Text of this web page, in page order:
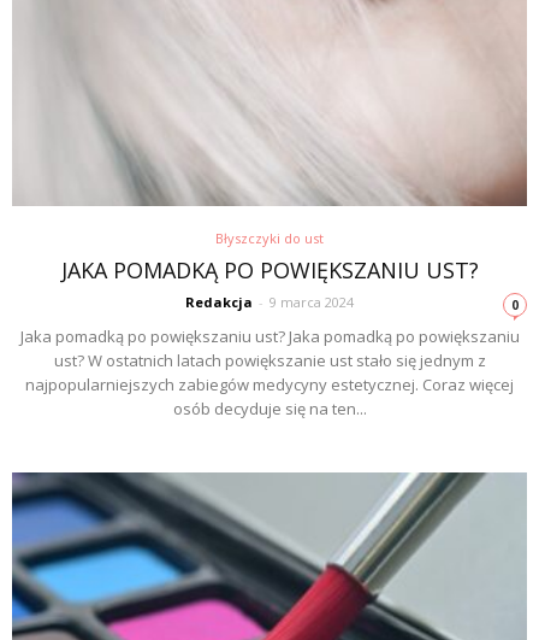
Błyszczyki do ust
JAKA POMADKĄ PO POWIĘKSZANIU UST?
Redakcja - 9 marca 2024 0
Jaka pomadką po powiększaniu ust? Jaka pomadką po powiększaniu
ust? W ostatnich latach powiększanie ust stało się jednym z
najpopularniejszych zabiegów medycyny estetycznej. Coraz więcej
osób decyduje się na ten...